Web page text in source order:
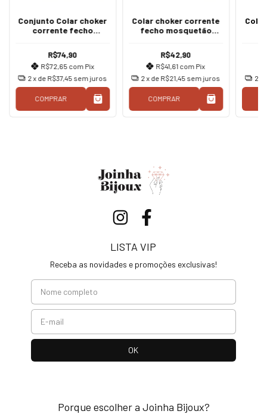
Conjunto Colar choker
corrente fecho
pink
R$74,90
R$72,65 com Pix
2x de R$37,45 sem juros
COMPRAR
Colar choker corrente
fecho mosquetão
R$42,90
R$41,61 com Pix
2 x de R$21,45 sem juros
COMPRAR
2
LISTA VIP
Receba as novidades e promoções exclusivas!
Porque escolher a Joinha Bijoux?